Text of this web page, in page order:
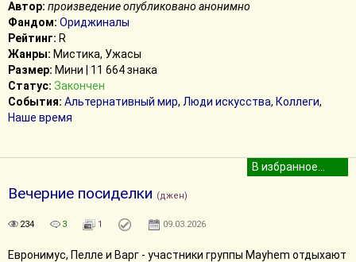
Автор: произведение опубликовано анонимно
Фандом: Ориджиналы
Рейтинг: R
Жанры: Мистика, Ужасы
Размер: Мини | 11 664 знака
Статус: Закончен
События: Альтернативный мир, Люди искусства, Коллеги,
Наше время
Вечерние посиделки (джен)
234 3 1 09.03.2026
Евронимус, Пелле и Варг - участники группы Mayhem отдыхают